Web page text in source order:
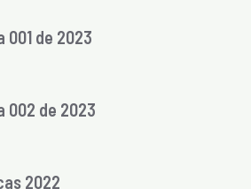
de 2023
002 de 2023
2022